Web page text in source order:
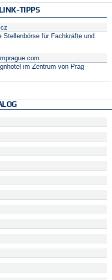
TIPPS
für Fachkräfte und
im Zentrum von Prag